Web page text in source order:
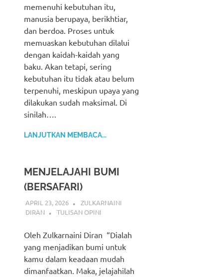
memenuhi kebutuhan itu,
manusia berupaya, berikhtiar,
dan berdoa. Proses untuk
memuaskan kebutuhan dilalui
dengan kaidah-kaidah yang
baku. Akan tetapi, sering
kebutuhan itu tidak atau belum
terpenuhi, meskipun upaya yang
dilakukan sudah maksimal. Di
sinilah….
LANJUTKAN MEMBACA...
MENJELAJAHI BUMI
(BERSAFARI)
APRIL 23, 2026
ZULKARNAINI
DIRAN
TULISAN OPINI
Oleh Zulkarnaini Diran “Dialah
yang menjadikan bumi untuk
kamu dalam keadaan mudah
dimanfaatkan. Maka, jelajahilah